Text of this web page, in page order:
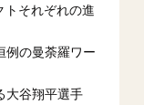
トそれぞれの進
例の曼荼羅ワー
大谷翔平選手